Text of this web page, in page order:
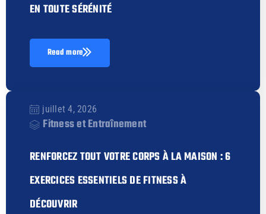
EN TOUTE SÉRÉNITÉ
Read more
juillet 4, 2026
Fitness et Entraînement
RENFORCEZ TOUT VOTRE CORPS À LA MAISON : 6
EXERCICES ESSENTIELS DE FITNESS À
DÉCOUVRIR